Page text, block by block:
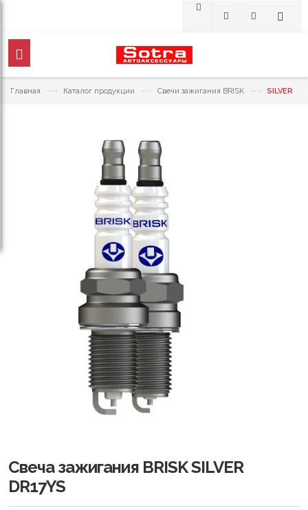
Главная —› Каталог продукции —› Свечи зажигания BRISK —› SILVER
Свеча зажигания BRISK SILVER
DR17YS